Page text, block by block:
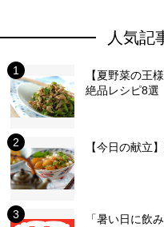
人気記
【夏野菜の王
絶品レシピ8選
【今日の献立
「暑い日に飲